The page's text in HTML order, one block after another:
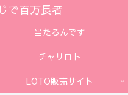
で百万長者
当たるんです
チャリロト
LOTO販売サイト